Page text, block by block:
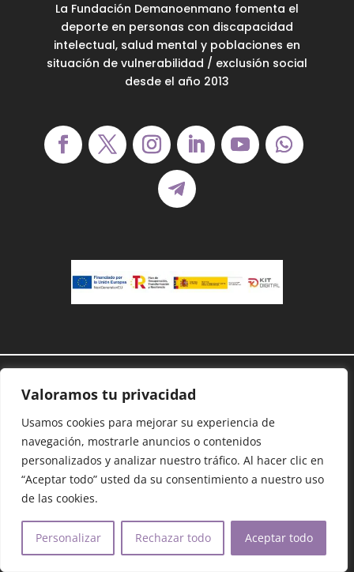
Valoramos tu privacidad
Usamos cookies para mejorar su experiencia de
navegación, mostrarle anuncios o contenidos
personalizados y analizar nuestro tráfico. Al hacer clic en
“Aceptar todo” usted da su consentimiento a nuestro uso
de las cookies.
Personalizar Rechazar todo Aceptar todo
Dona con Bizum:
09975
Copiar código
La Fundación Demanoenmano fomenta el
deporte en personas con discapacidad
intelectual, salud mental y poblaciones en
situación de vulnerabilidad / exclusión social
desde el año 2013
reservados©
Protección de datos–Cookies–Accesibilidad
Mapa Web